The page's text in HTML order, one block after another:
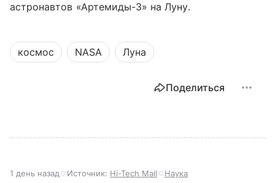
астронавтов «Артемиды-3» на Луну.
космос NASA Луна
Поделиться
1 день назад Источник: Hi-Tech Mail Наука